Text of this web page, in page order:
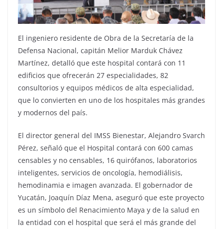
El ingeniero residente de Obra de la Secretaría de la
Defensa Nacional, capitán Melior Marduk Chávez
Martínez, detalló que este hospital contará con 11
edificios que ofrecerán 27 especialidades, 82
consultorios y equipos médicos de alta especialidad,
que lo convierten en uno de los hospitales más grandes
y modernos del país.
El director general del IMSS Bienestar, Alejandro Svarch
Pérez, señaló que el Hospital contará con 600 camas
censables y no censables, 16 quirófanos, laboratorios
inteligentes, servicios de oncología, hemodiálisis,
hemodinamia e imagen avanzada. El gobernador de
Yucatán, Joaquín Díaz Mena, aseguró que este proyecto
es un símbolo del Renacimiento Maya y de la salud en
la entidad con el hospital que será el más grande del